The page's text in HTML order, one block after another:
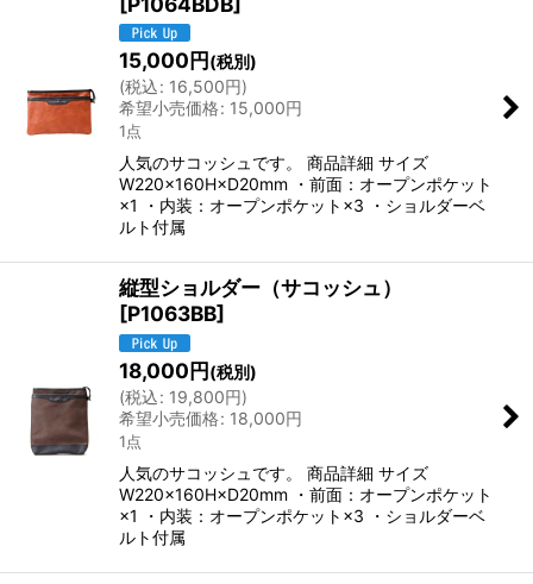
15,000円(税別)
(税込: 16,500円)
希望小売価格: 15,000円
1点
人気のサコッシュです。 商品詳細 サイズ
W220×160H×D20mm ・前面：オープンポケット
×1 ・内装：オープンポケット×3 ・ショルダーベ
ルト付属
縦型ショルダー（サコッシュ）
[P1063BB]
18,000円(税別)
(税込: 19,800円)
希望小売価格: 18,000円
1点
人気のサコッシュです。 商品詳細 サイズ
W220×160H×D20mm ・前面：オープンポケット
×1 ・内装：オープンポケット×3 ・ショルダーベ
ルト付属